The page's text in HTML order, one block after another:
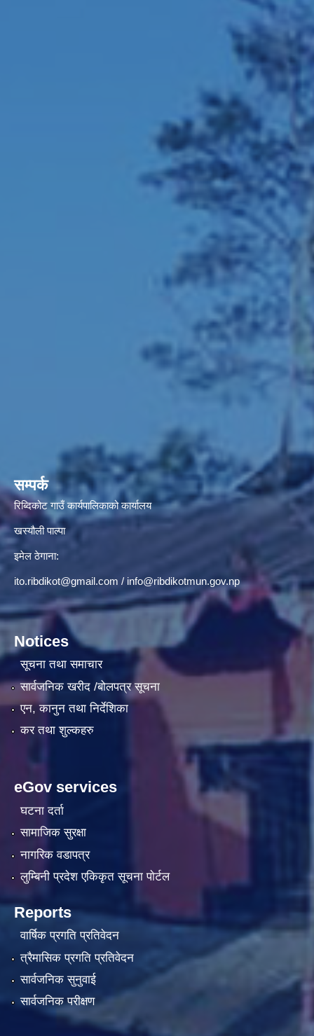
सम्पर्क
रिब्दिकोट गाउँ कार्यपालिकाको कार्यालय
खस्यौली पाल्पा
इमेल ठेगाना:
ito.ribdikot@gmail.com / info@ribdikotmun.gov.np
Notices
सूचना तथा समाचार
सार्वजनिक खरीद /बोलपत्र सूचना
एन, कानुन तथा निर्देशिका
कर तथा शुल्कहरु
eGov services
घटना दर्ता
सामाजिक सुरक्षा
नागरिक वडापत्र
लुम्बिनी प्रदेश एकिकृत सूचना पाेर्टल
Reports
वार्षिक प्रगति प्रतिवेदन
त्रैमासिक प्रगति प्रतिवेदन
सार्वजनिक सुनुवाई
सार्वजनिक परीक्षण